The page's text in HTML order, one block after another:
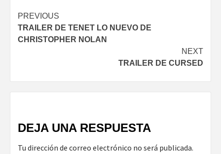
Continue
Reading
PREVIOUS
TRAILER DE TENET LO NUEVO DE
CHRISTOPHER NOLAN
NEXT
TRAILER DE CURSED
DEJA UNA RESPUESTA
Tu dirección de correo electrónico no será publicada.